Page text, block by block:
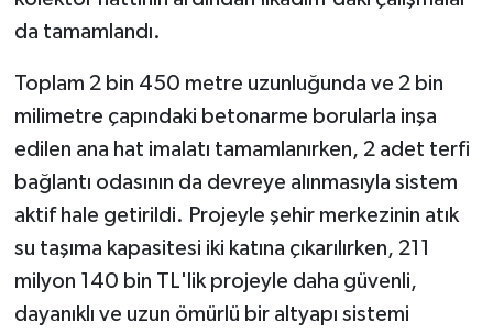
da tamamlandı.
Toplam 2 bin 450 metre uzunluğunda ve 2 bin
milimetre çapındaki betonarme borularla inşa
edilen ana hat imalatı tamamlanırken, 2 adet terfi
bağlantı odasının da devreye alınmasıyla sistem
aktif hale getirildi. Projeyle şehir merkezinin atık
su taşıma kapasitesi iki katına çıkarılırken, 211
milyon 140 bin TL'lik projeyle daha güvenli,
dayanıklı ve uzun ömürlü bir altyapı sistemi